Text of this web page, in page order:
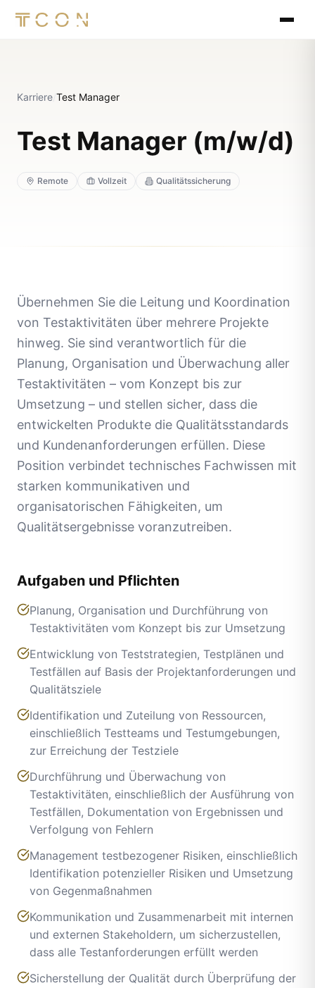
Karriere Test Manager
Test Manager (m/w/d)
Remote Vollzeit Qualitätssicherung
Übernehmen Sie die Leitung und Koordination
von Testaktivitäten über mehrere Projekte
hinweg. Sie sind verantwortlich für die
Planung, Organisation und Überwachung aller
Testaktivitäten – vom Konzept bis zur
Umsetzung – und stellen sicher, dass die
entwickelten Produkte die Qualitätsstandards
und Kundenanforderungen erfüllen. Diese
Position verbindet technisches Fachwissen mit
starken kommunikativen und
organisatorischen Fähigkeiten, um
Qualitätsergebnisse voranzutreiben.
Aufgaben und Pflichten
Planung, Organisation und Durchführung von
Testaktivitäten vom Konzept bis zur Umsetzung
Entwicklung von Teststrategien, Testplänen und
Testfällen auf Basis der Projektanforderungen und
Qualitätsziele
Identifikation und Zuteilung von Ressourcen,
einschließlich Testteams und Testumgebungen,
zur Erreichung der Testziele
Durchführung und Überwachung von
Testaktivitäten, einschließlich der Ausführung von
Testfällen, Dokumentation von Ergebnissen und
Verfolgung von Fehlern
Management testbezogener Risiken, einschließlich
Identifikation potenzieller Risiken und Umsetzung
von Gegenmaßnahmen
Kommunikation und Zusammenarbeit mit internen
und externen Stakeholdern, um sicherzustellen,
dass alle Testanforderungen erfüllt werden
Sicherstellung der Qualität durch Überprüfung der